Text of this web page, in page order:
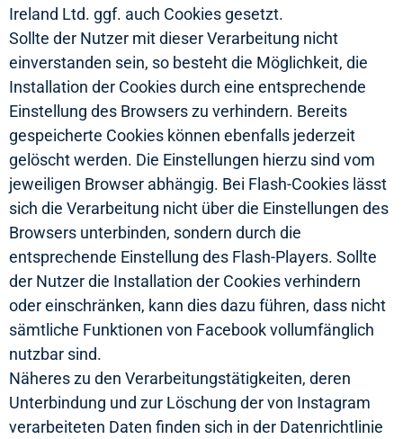
Ireland Ltd. ggf. auch Cookies gesetzt.
Sollte der Nutzer mit dieser Verarbeitung nicht
einverstanden sein, so besteht die Möglichkeit, die
Installation der Cookies durch eine entsprechende
Einstellung des Browsers zu verhindern. Bereits
gespeicherte Cookies können ebenfalls jederzeit
gelöscht werden. Die Einstellungen hierzu sind vom
jeweiligen Browser abhängig. Bei Flash-Cookies lässt
sich die Verarbeitung nicht über die Einstellungen des
Browsers unterbinden, sondern durch die
entsprechende Einstellung des Flash-Players. Sollte
der Nutzer die Installation der Cookies verhindern
oder einschränken, kann dies dazu führen, dass nicht
sämtliche Funktionen von Facebook vollumfänglich
nutzbar sind.
Näheres zu den Verarbeitungstätigkeiten, deren
Unterbindung und zur Löschung der von Instagram
verarbeiteten Daten finden sich in der Datenrichtlinie